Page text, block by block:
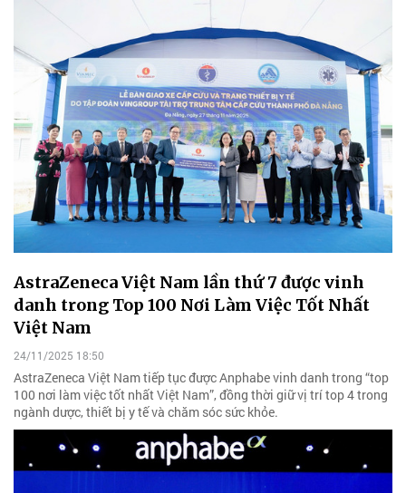
AstraZeneca Việt Nam lần thứ 7 được vinh
danh trong Top 100 Nơi Làm Việc Tốt Nhất
Việt Nam
24/11/2025 18:50
AstraZeneca Việt Nam tiếp tục được Anphabe vinh danh trong “top
100 nơi làm việc tốt nhất Việt Nam”, đồng thời giữ vị trí top 4 trong
ngành dược, thiết bị y tế và chăm sóc sức khỏe.